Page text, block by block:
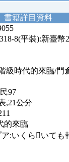
書籍詳目資料
8(平裝):新臺幣
級時代的來臨/門
97
,21公分
的來臨
:いくらいても